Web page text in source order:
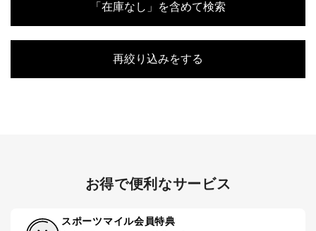
「在庫なし」を含めて検索
再絞り込みをする
お得で便利なサービス
スポーツマイル会員特典